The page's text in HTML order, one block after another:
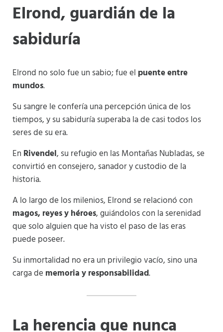
Elrond, guardián de la
sabiduría
Elrond no solo fue un sabio; fue el puente entre
mundos.
Su sangre le confería una percepción única de los
tiempos, y su sabiduría superaba la de casi todos los
seres de su era.
En Rivendel, su refugio en las Montañas Nubladas, se
convirtió en consejero, sanador y custodio de la
historia.
A lo largo de los milenios, Elrond se relacionó con
magos, reyes y héroes, guiándolos con la serenidad
que solo alguien que ha visto el paso de las eras
puede poseer.
Su inmortalidad no era un privilegio vacío, sino una
carga de memoria y responsabilidad.
La herencia que nunca